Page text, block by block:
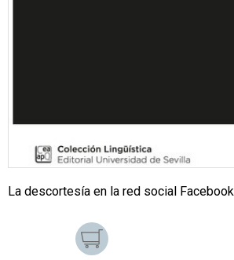
La descortesía en la red social Facebook